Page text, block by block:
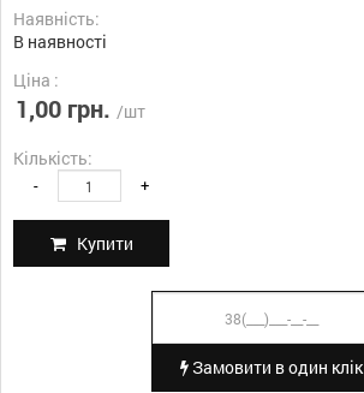
Наявність:
В наявності
Ціна :
1,00 грн. /шт
Кількість:
- +
Купити
Замовити в один клік